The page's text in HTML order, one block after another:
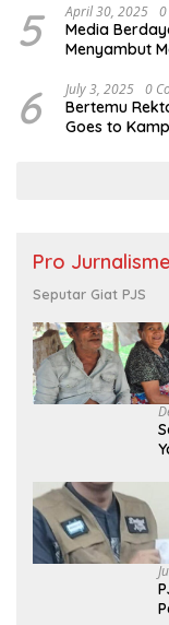
5 April 30, 2025
Media
Menyambut
6 July 3, 2025 0
Bertemu
Goes to
Pro
Seputar Giat PJS